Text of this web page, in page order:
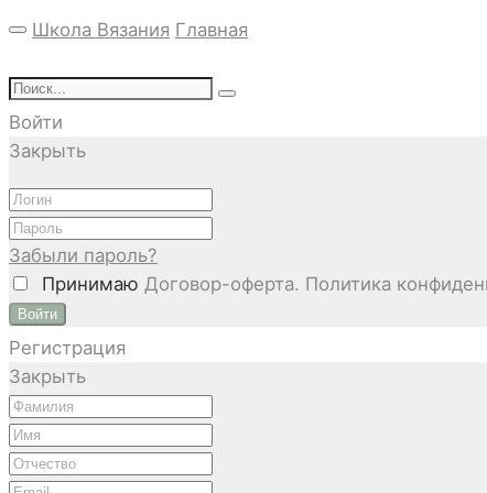
Школа Вязания Главная
Войти
Закрыть
Забыли пароль?
Принимаю Договор-оферта. Политика
Войти
Регистрация
Закрыть